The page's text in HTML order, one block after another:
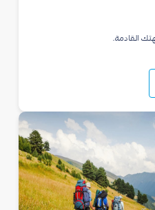
القادمة.